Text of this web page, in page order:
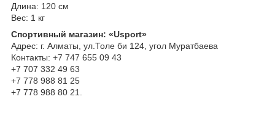
Длина: 120 см
Вес: 1 кг
Спортивный магазин: «Usport»
Адрес: г. Алматы, ул.Толе би 124, угол Муратбаева
Контакты: +7 747 655 09 43
+7 707 332 49 63
+7 778 988 81 25
+7 778 988 80 21.